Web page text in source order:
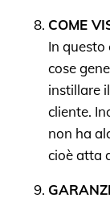
COME
In
cose
instillare
cliente.
non ha
cioè atta